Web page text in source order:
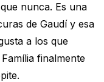
nunca. Es una
de Gaudí y esa
a los que
finalmente